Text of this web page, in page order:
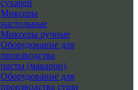
сухарей
Миксеры
настольные
Миксеры ручные
Оборудование для
производства
пасты (макарон)
Оборудование для
производства суши